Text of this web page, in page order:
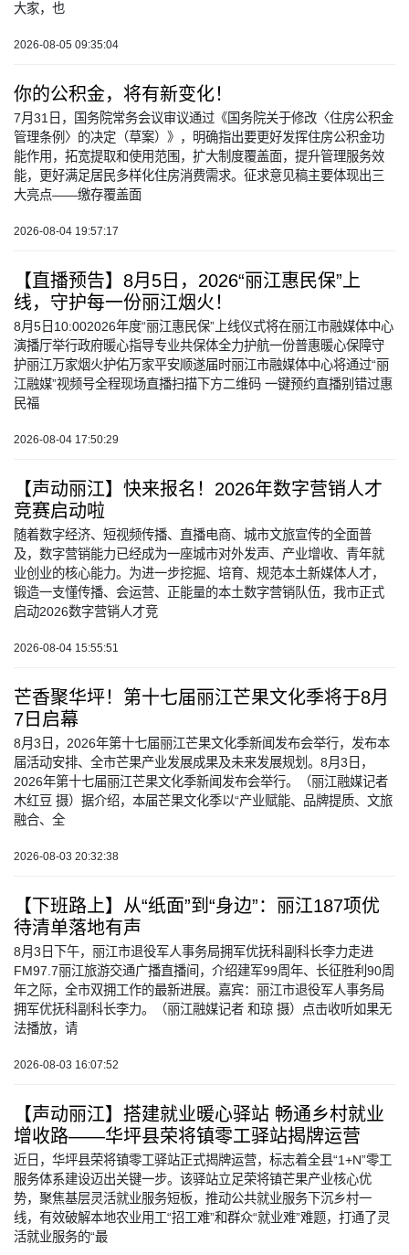
大家，也
2026-08-05 09:35:04
你的公积金，将有新变化！
7月31日，国务院常务会议审议通过《国务院关于修改〈住房公积金
管理条例〉的决定（草案）》，明确指出要更好发挥住房公积金功
能作用，拓宽提取和使用范围，扩大制度覆盖面，提升管理服务效
能，更好满足居民多样化住房消费需求。征求意见稿主要体现出三
大亮点——缴存覆盖面
2026-08-04 19:57:17
【直播预告】8月5日，2026“丽江惠民保”上
线，守护每一份丽江烟火！
8月5日10:002026年度“丽江惠民保”上线仪式将在丽江市融媒体中心
演播厅举行政府暖心指导专业共保体全力护航一份普惠暖心保障守
护丽江万家烟火护佑万家平安顺遂届时丽江市融媒体中心将通过“丽
江融媒”视频号全程现场直播扫描下方二维码 一键预约直播别错过惠
民福
2026-08-04 17:50:29
【声动丽江】快来报名！2026年数字营销人才
竞赛启动啦
随着数字经济、短视频传播、直播电商、城市文旅宣传的全面普
及，数字营销能力已经成为一座城市对外发声、产业增收、青年就
业创业的核心能力。为进一步挖掘、培育、规范本土新媒体人才，
锻造一支懂传播、会运营、正能量的本土数字营销队伍，我市正式
启动2026数字营销人才竞
2026-08-04 15:55:51
芒香聚华坪！第十七届丽江芒果文化季将于8月
7日启幕
8月3日，2026年第十七届丽江芒果文化季新闻发布会举行，发布本
届活动安排、全市芒果产业发展成果及未来发展规划。8月3日，
2026年第十七届丽江芒果文化季新闻发布会举行。（丽江融媒记者
木红豆 摄）据介绍，本届芒果文化季以“产业赋能、品牌提质、文旅
融合、全
2026-08-03 20:32:38
【下班路上】从“纸面”到“身边”：丽江187项优
待清单落地有声
8月3日下午，丽江市退役军人事务局拥军优抚科副科长李力走进
FM97.7丽江旅游交通广播直播间，介绍建军99周年、长征胜利90周
年之际，全市双拥工作的最新进展。嘉宾：丽江市退役军人事务局
拥军优抚科副科长李力。（丽江融媒记者 和琼 摄）点击收听如果无
法播放，请
2026-08-03 16:07:52
【声动丽江】搭建就业暖心驿站 畅通乡村就业
增收路——华坪县荣将镇零工驿站揭牌运营
近日，华坪县荣将镇零工驿站正式揭牌运营，标志着全县“1+N”零工
服务体系建设迈出关键一步。该驿站立足荣将镇芒果产业核心优
势，聚焦基层灵活就业服务短板，推动公共就业服务下沉乡村一
线，有效破解本地农业用工“招工难”和群众“就业难”难题，打通了灵
活就业服务的“最